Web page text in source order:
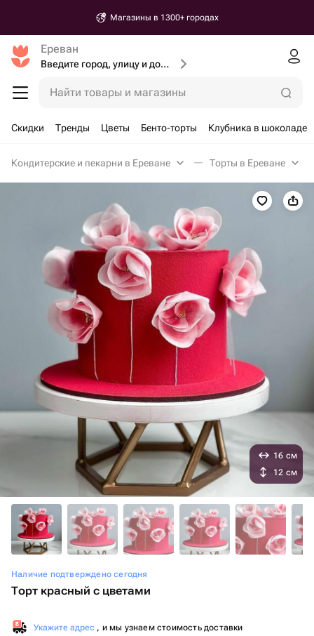
Магазины в 1300+ городах
Ереван
Введите город, улицу и дом доставки
Найти товары и магазины
Скидки Тренды Цветы Бенто-торты Клубника в шоколаде
Кондитерские и пекарни в Ереване Торты в Ереване
Наличие подтверждено сегодня
Торт красный с цветами
Укажите адрес , и мы узнаем стоимость доставки
16 см
12 см